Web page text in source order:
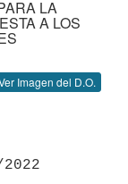
LA
A LOS
Imagen del D.O.